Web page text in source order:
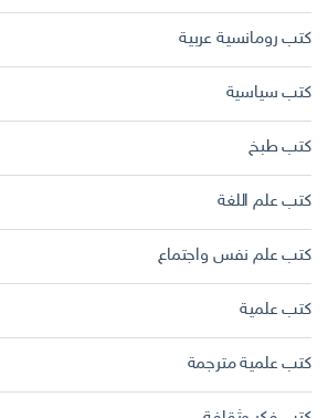
كتب رومانسية عربية
كتب سياسية
كتب طبخ
كتب علم اللغة
كتب علم نفس واجتماع
كتب علمية
كتب علمية مترجمة